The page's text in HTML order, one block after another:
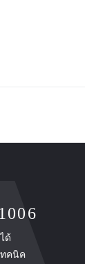
ด้
ทคนิค